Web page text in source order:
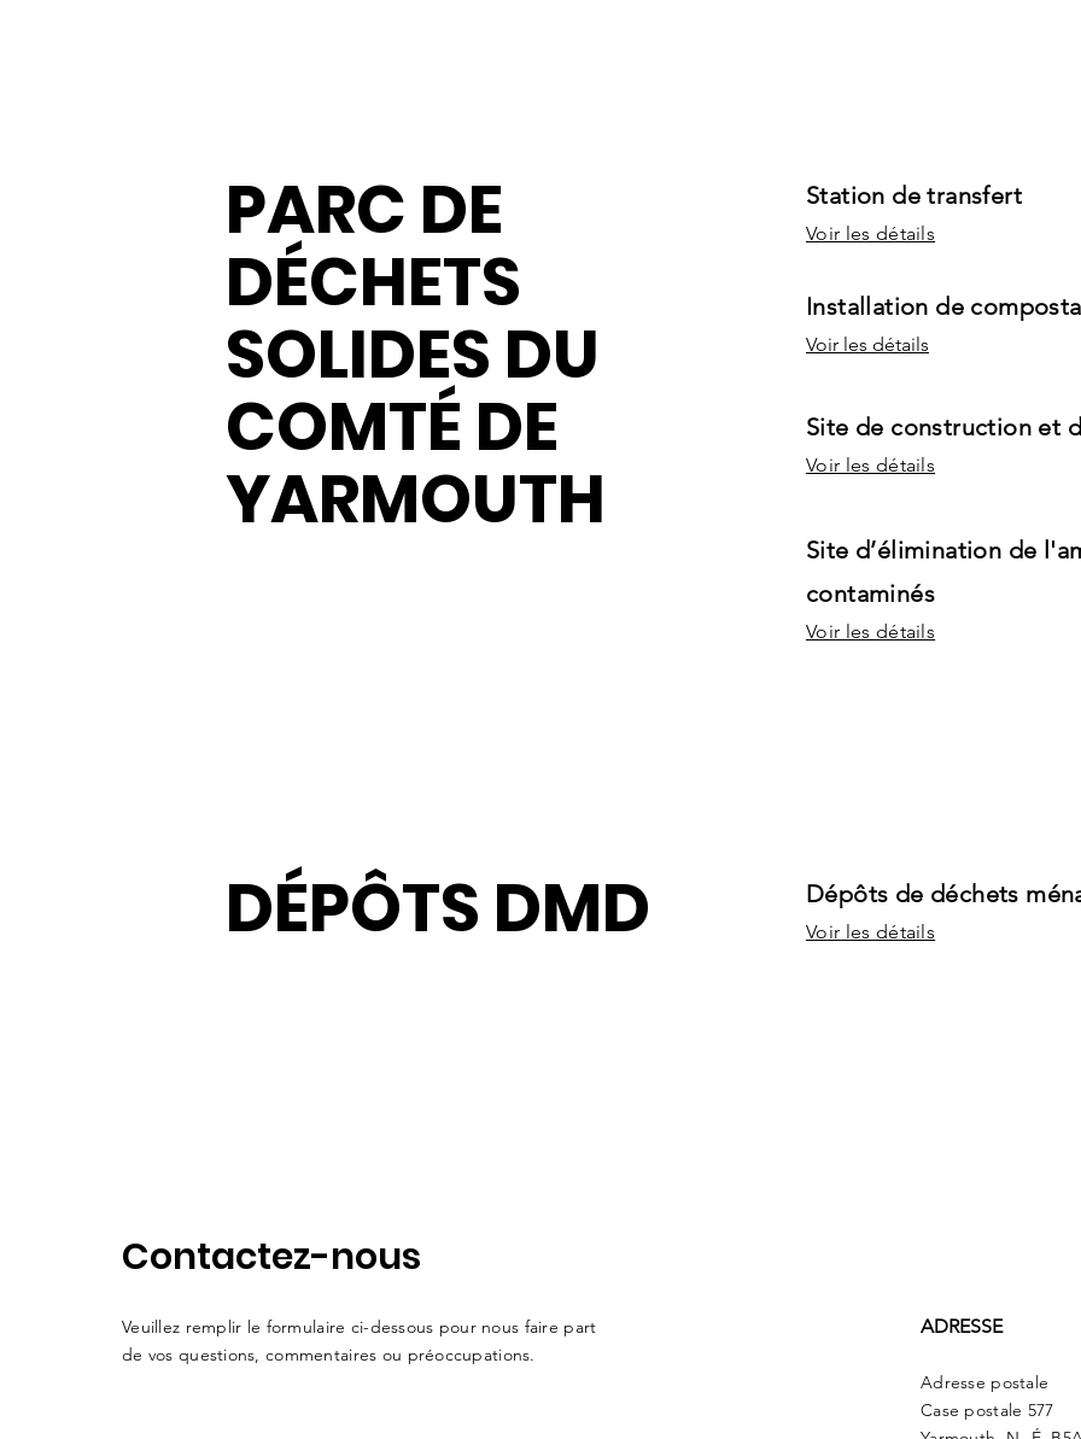
PARC DE
DÉCHETS
SOLIDES DU
COMTÉ DE
YARMOUTH
Station de transfert
Voir les détails
Installation de
Voir les détails
Site de construction et
Voir les détails
Site d’élimination de
contaminés
Voir les détails
DÉPÔTS DMD Dépôts de déchets
Voir les détails
Contactez-nous
Veuillez remplir le formulaire ci-dessous pour nous faire part
de vos questions, commentaires ou préoccupations.
ADRESSE
Adresse postale
Case postale 577